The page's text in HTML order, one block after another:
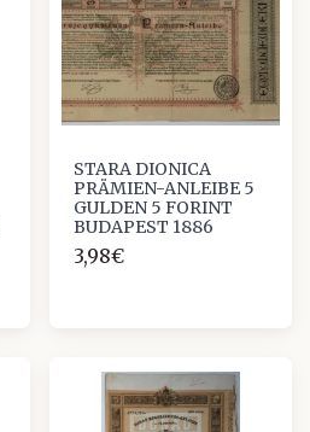
STARA DIONICA
PRÄMIEN-ANLEIBE 5
GULDEN 5 FORINT
BUDAPEST 1886
3,98€